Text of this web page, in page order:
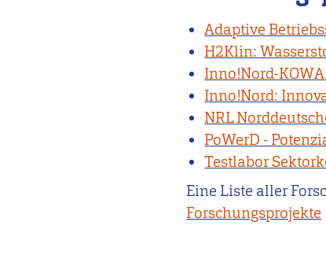
Adaptive
H2Klin:
Inno!Nord-
Inno!Nord:
NRL
PoWerD -
Testlabor
Eine Liste aller
Forschungsprojekte